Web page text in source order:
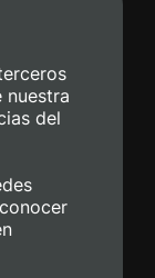
nuestra
del